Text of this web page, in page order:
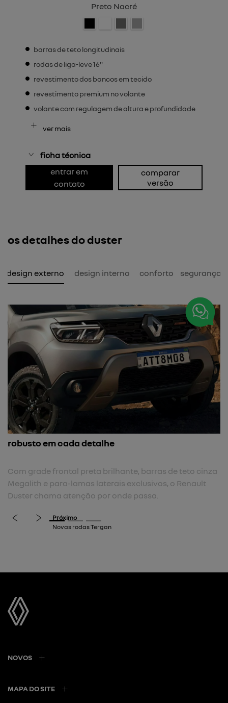
Preto Nacré
barras de teto longitudinais
rodas de liga-leve 16"
revestimento dos bancos em tecido
revestimento premium no volante
volante com regulagem de altura e profundidade
ver mais
ficha técnica
entrar em
contato
comparar
versão
os detalhes do duster
design externo design interno conforto segurança
brilhante, barras de teto cinza
laterais exclusivos, o Renault
por onde passa.
reforçam ainda mais a
previousnext
NOVOS
MAPA DO SITE